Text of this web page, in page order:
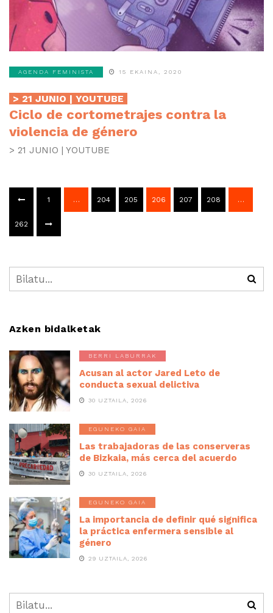
AGENDA FEMINISTA 15 EKAINA, 2020
> 21 JUNIO | YOUTUBE
Ciclo de cortometrajes contra la
violencia de género
> 21 JUNIO | YOUTUBE
1 … 204 205 206 207 208 …
262
Azken bidalketak
BERRI LABURRAK
Acusan al actor Jared Leto de
conducta sexual delictiva
30 UZTAILA, 2026
EGUNEKO GAIA
Las trabajadoras de las conserveras
de Bizkaia, más cerca del acuerdo
30 UZTAILA, 2026
EGUNEKO GAIA
La importancia de definir qué significa
la práctica enfermera sensible al
género
29 UZTAILA, 2026